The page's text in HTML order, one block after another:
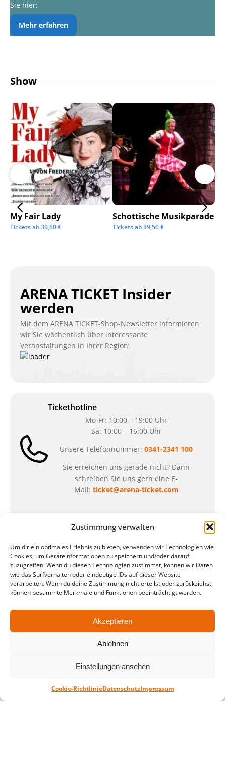
Zustimmung verwalten
Um dir ein optimales Erlebnis zu bieten, verwenden wir Technologien wie
Cookies, um Geräteinformationen zu speichern und/oder darauf
zuzugreifen. Wenn du diesen Technologien zustimmst, können wir Daten
wie das Surfverhalten oder eindeutige IDs auf dieser Website
verarbeiten. Wenn du deine Zustimmung nicht erteilst oder zurückziehst,
können bestimmte Merkmale und Funktionen beeinträchtigt werden.
Akzeptieren
Ablehnen
Einstellungen ansehen
Cookie-RichtlinieDatenschutzImpressum
Sie hier:
Mehr erfahren
Show
My Fair Lady
Tickets ab39,60€
Schottische Musikparade
Tickets ab39,50€
ARENA TICKET Insider
werden
Mit dem ARENA TICKET-Shop-Newsletter informieren
wir Sie wöchentlich über interessante
Veranstaltungen in Ihrer Region.
Tickethotline
Mo-Fr: 10:00 – 19:00 Uhr
Sa: 10:00 – 16:00 Uhr
Unsere Telefonnummer: 0341-2341 100
Sie erreichen uns gerade nicht? Dann
schreiben Sie uns gern eine E-
Mail: ticket@arena-ticket.com
unsere Sonderöffnungszeiten im Sommer:
in der Zeit vom 06.07. – 07.08.2026
Montag – Freitag: 10-18 Uhr Samstag:
geschlossen
QUARTERBACK Immobilien ARENA
Am Sportforum 2, 04105 Leipzig
Nahverkehr: Straßenbahn Linien 3, 4, 7, 8, 15
Parken ist während des Ticketkaufs möglich.